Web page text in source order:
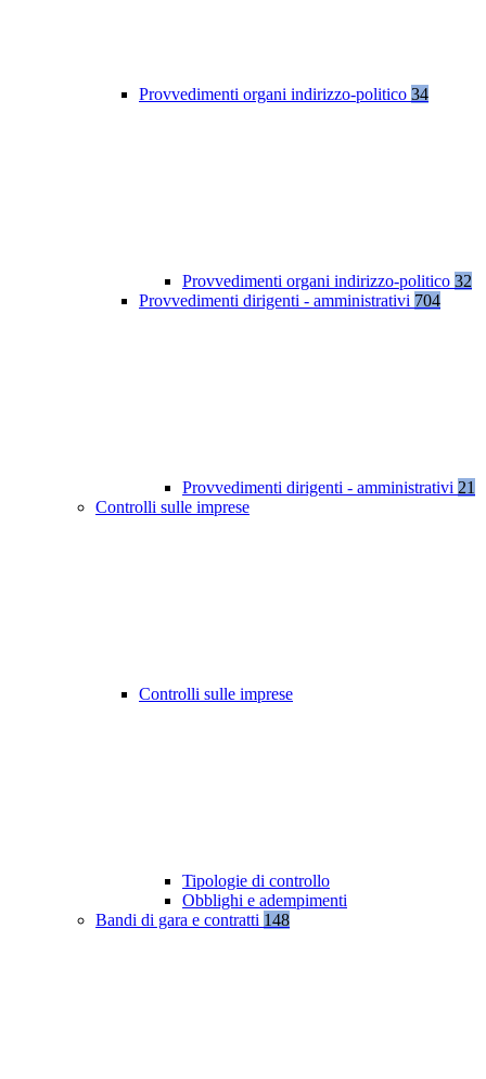
Provvedimenti organi indirizzo-politico 34
Provvedimenti organi indirizzo-politico 32
Provvedimenti dirigenti - amministrativi 704
Provvedimenti dirigenti - amministrativi 21
Controlli sulle imprese
Controlli sulle imprese
Tipologie di controllo
Obblighi e adempimenti
Bandi di gara e contratti 148